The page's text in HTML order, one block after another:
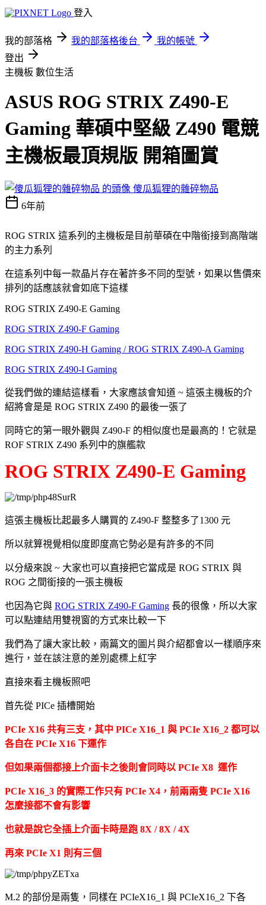
登入
我的部落格 我的部落格後台
我的帳號
登出
主機板 數位生活
ASUS ROG STRIX Z490-E
Gaming 華碩中堅級 Z490 電競
主機板最頂規版 開箱圖賞
傻瓜狐狸的雜碎物品
6年前
ROG STRIX 這系列的主機板是目前華碩在中階銜接到高階端
的主力系列
在這系列中每一款晶片存在著許多不同的型號，如果以售價來
排列的話應該就會如底下這樣
ROG STRIX Z490-E Gaming
ROG STRIX Z490-F Gaming
ROG STRIX Z490-H Gaming / ROG STRIX Z490-A Gaming
ROG STRIX Z490-I Gaming
從我們做的連結這樣看，大家應該會知道 ~ 這張主機板的介
紹將會是是 ROG STRIX Z490 的最後一張了
同時它的第一眼外觀與 Z490-F 的相似度也是最高的！它就是
ROF STRIX Z490 系列中的旗艦款
ROG STRIX Z490-E Gaming
這張主機板比起最多人購買的 Z490-F 整整多了1300 元
所以就算視覺相似度即度高它勢必是有許多的不同
以分級來說 ~ 大家也可以直接把它當成是 ROG STRIX 與
ROG 之間銜接的一張主機板
也因為它與 ROG STRIX Z490-F Gaming 長的很像，所以大家
可以點連結用雙視窗的方式來比較一下
我們為了讓大家比較，兩篇文的圖片與介紹都會以一樣順序來
進行，並在該注意的差別處標上紅字
直接來看主機板照吧
首先從 PICe 插槽開始
PCIe X16 共有三支，其中 PICe X16_1 與 PCIe X16_2 都可以
各自在 PCIe X16 下運作
但如果兩個都接上介面卡之後則會同時以 PCIe X8 運作
PCIe X16_3 的實際工作只有 PCIe X4，前兩兩隻 PCIe X16
怎麼接都不會有影響
也就是說它全插上介面卡時是跑 8X / 8X / 4X
再來 PCIe X1 則有三個
M.2 的部份是兩隻，同樣在 PCIeX16_1 與 PCIeX16_2 下各